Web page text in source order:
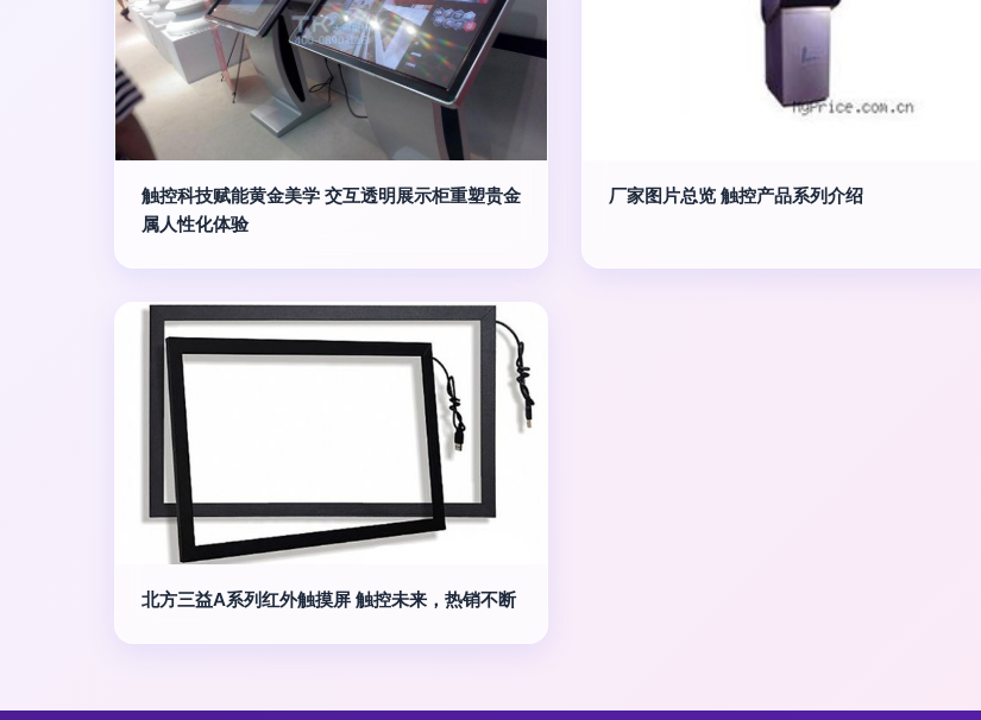
触控科技赋能黄金美学 交互透明展示柜重塑贵金
属人性化体验
厂家图片总览 触控产品系列介绍
北方三益A系列红外触摸屏 触控未来，热销不断